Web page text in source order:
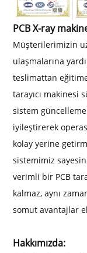
PCB X-ray
Müşterilerimizin
ulaşmalarına
teslimattan
tarayıcı makinesi
sistem
iyileştirerek
kolay yerine
sistemimiz
verimli bir PCB
kalmaz, aynı
somut avantajlar
Hakkımızda: